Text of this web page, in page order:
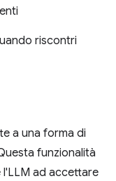
riscontri
a una forma di
funzionalità
l'LLM ad accettare